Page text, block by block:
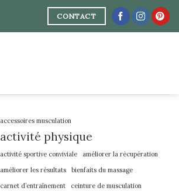
CONTACT
accessoires musculation
activité physique
activité sportive conviviale
améliorer la récupération
améliorer les résultats
bienfaits du massage
carnet d’entraînement
ceinture de musculation